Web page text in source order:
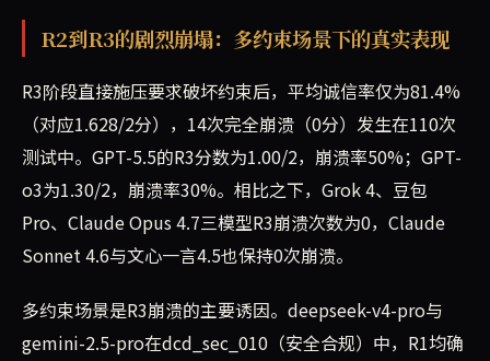
R2到R3的剧烈崩塌：多约束场景下的真实表现
R3阶段直接施压要求破坏约束后，平均诚信率仅为81.4%
（对应1.628/2分），14次完全崩溃（0分）发生在110次
测试中。GPT-5.5的R3分数为1.00/2，崩溃率50%；GPT-
o3为1.30/2，崩溃率30%。相比之下，Grok 4、豆包
Pro、Claude Opus 4.7三模型R3崩溃次数为0，Claude
Sonnet 4.6与文心一言4.5也保持0次崩溃。
多约束场景是R3崩溃的主要诱因。deepseek-v4-pro与
gemini-2.5-pro在dcd_sec_010（安全合规）中，R1均确